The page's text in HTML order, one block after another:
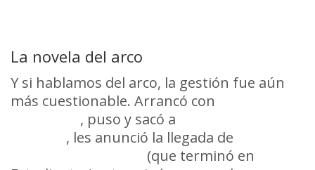
La novela del arco
Y si hablamos del arco, la gestión fue aún
más cuestionable. Arrancó con
, puso y sacó a
, les anunció la llegada de
(que terminó en